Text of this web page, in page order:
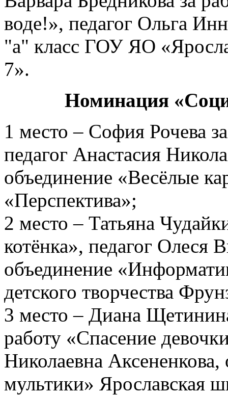
воде!», педагог Ольга
"а" класс ГОУ ЯО
7».
Номинация
1 место – София Рочева
педагог Анастасия
объединение «Весёлые
«Перспектива»;
2 место – Татьяна
котёнка», педагог Олеся
объединение
детского творчества
3 место – Диана
работу «Спасение
Николаевна
мультики» Ярославская